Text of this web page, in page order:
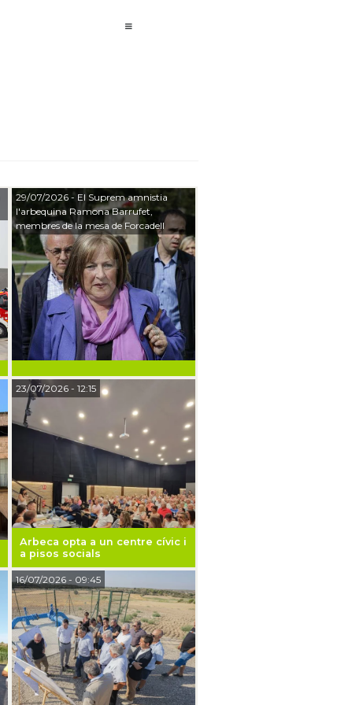
29/07/2026- El Suprem amnistia
l'arbequina Ramona Barrufet,
membres de la mesa de Forcadell
Arbeca opta a un centre cívic i
a pisos socials
23/07/2026- 12:15
16/07/2026- 09:45